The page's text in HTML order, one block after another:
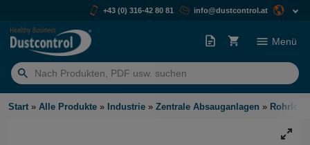
+43 (0) 316-42 80 81 info@dustcontrol.at
Suchen
nach:
Menü
Start » Alle Produkte » Industrie » Zentrale Absauganlagen »